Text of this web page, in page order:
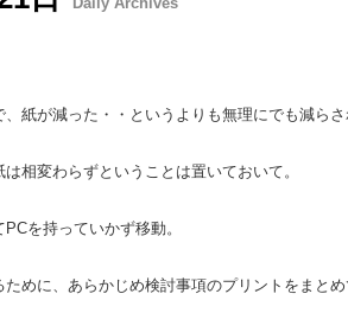
紙が減った・・というよりも無理にでも減ら
相変わらずということは置いておいて。
を持っていかず移動。
めに、あらかじめ検討事項のプリントをまと